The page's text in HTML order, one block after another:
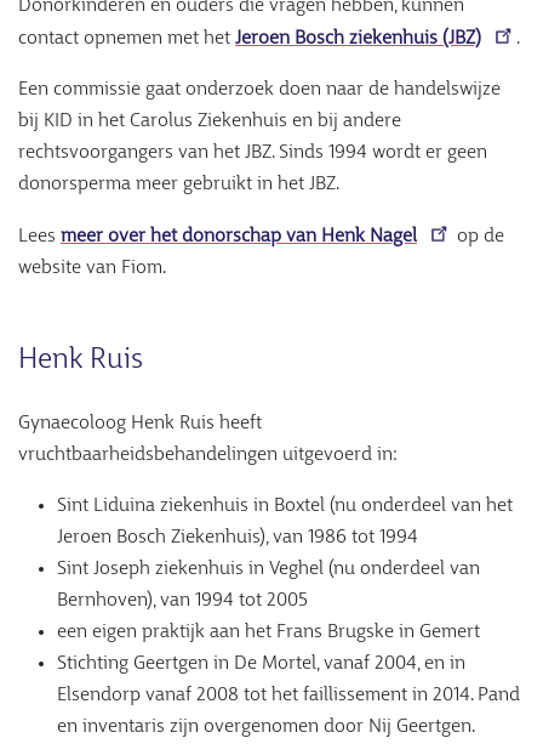
Donorkinderen en ouders die vragen hebben, kunnen
contact opnemen met het Jeroen Bosch ziekenhuis (JBZ) .
Een commissie gaat onderzoek doen naar de handelswijze
bij KID in het Carolus Ziekenhuis en bij andere
rechtsvoorgangers van het JBZ. Sinds 1994 wordt er geen
donorsperma meer gebruikt in het JBZ.
Lees meer over het donorschap van Henk Nagel
op de
website van Fiom.
Henk Ruis
Gynaecoloog Henk Ruis heeft
vruchtbaarheidsbehandelingen uitgevoerd in:
Sint Liduina ziekenhuis in Boxtel (nu onderdeel van het
Jeroen Bosch Ziekenhuis), van 1986 tot 1994
Sint Joseph ziekenhuis in Veghel (nu onderdeel van
Bernhoven), van 1994 tot 2005
een eigen praktijk aan het Frans Brugske in Gemert
Stichting Geertgen in De Mortel, vanaf 2004, en in
Elsendorp vanaf 2008 tot het faillissement in 2014. Pand
en inventaris zijn overgenomen door Nij Geertgen.